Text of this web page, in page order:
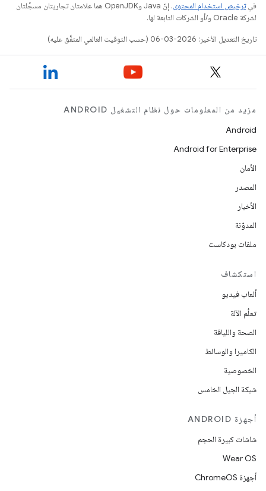
فيترخيص استخدام المحتوى
. إنّ Java وOpenJDK هما علامتان تجاريتان مسجَّلتان
لشركة Oracle و/أو الشركات التابعة لها.
تاريخ التعديل الأخير: 2026-03-06 (حسب التوقيت العالمي المتفَّق عليه)
مزيد من المعلومات حول نظام التشغيل ANDROID
Android
Android for Enterprise
الأمان
المصدر
الأخبار
المدوّنة
ملفات بودكاست
استكشاف
ألعاب فيديو
تعلُم الآلة
الصحة واللياقة
الكاميرا والوسائط
الخصوصية
شبكة الجيل الخامس
أجهزة ANDROID
شاشات كبيرة الحجم
Wear OS
أجهزة ChromeOS